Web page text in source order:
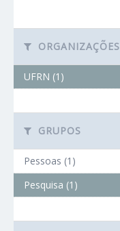
ORGANIZAÇÕES
UFRN (1)
GRUPOS
Pessoas (1)
Pesquisa (1)